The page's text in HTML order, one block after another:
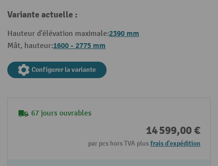
Variante actuelle :
Hauteur d'élévation maximale:2390 mm
Mât, hauteur:1600 - 2775 mm
Configurer la variante
67 jours ouvrables
14 599,00 €
par pcs hors TVA plusfrais d'expédition